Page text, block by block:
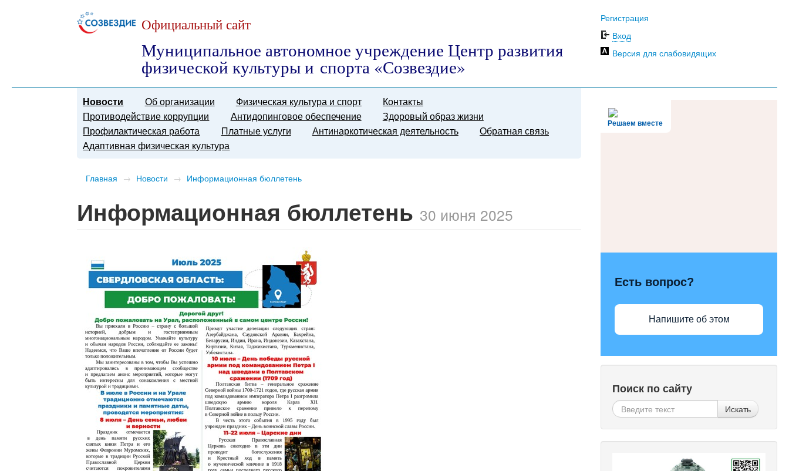
Официальный сайт
Муниципальное автономное учреждение Центр развития
физической культуры и спорта «Созвездие»
Регистрация
Вход
Версия для слабовидящих
Новости Об организации Физическая культура и спорт
Контакты
Противодействие коррупции
Антидопинговое обеспечение
Здоровый образ жизни
Профилактическая работа
Платные услуги Антинаркотическая деятельность
Обратная связь
Адаптивная физическая культура
Главная → Новости → Информационная бюллетень
Информационная бюллетень 30 июня 2025
Решаем вместе
Есть вопрос?
Напишите об этом
Поиск по сайту
Искать